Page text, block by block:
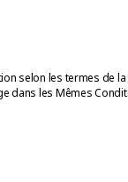
selon les termes de
dans les Mêmes